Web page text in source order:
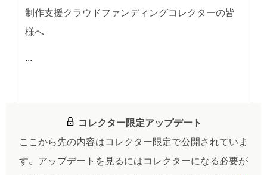
制作支援クラウドファンディングコレクターの皆
様へ
...
コレクター限定アップデート
ここから先の内容はコレクター限定で公開されていま
す。 アップデートを見るにはコレクターになる必要が